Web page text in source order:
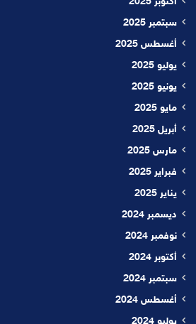
سبتمبر 2025
أغسطس 2025
يوليو 2025
يونيو 2025
مايو 2025
أبريل 2025
مارس 2025
فبراير 2025
يناير 2025
ديسمبر 2024
نوفمبر 2024
أكتوبر 2024
سبتمبر 2024
أغسطس 2024